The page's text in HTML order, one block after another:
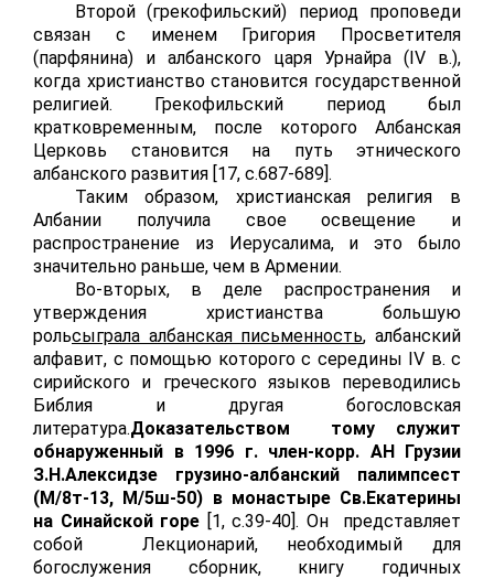
Второй (грекофильский) период проповеди
связан с именем Григория Просветителя
(парфянина) и албанского царя Урнайра (IV в.),
когда христианство становится государственной
религией. Грекофильский период был
кратковременным, после которого Албанская
Церковь становится на путь этнического
албанского развития [17, c.687-689].
Таким образом, христианская религия в
Албании получила свое освещение и
распространение из Иерусалима, и это было
значительно раньше, чем в Армении.
Во-вторых, в деле распространения и
утверждения христианства большую
рольсыграла албанская письменность, албанский
алфавит, с помощью которого с середины IV в. с
сирийского и греческого языков переводились
Библия и другая богословская
литература.Доказательством тому служит
обнаруженный в 1996 г. член-корр. АН Грузии
З.Н.Алексидзе грузино-албанский палимпсест
(М/8т-13, М/5ш-50) в монастыре Св.Екатерины
на Синайской горе [1,c.39-40]. Он представляет
собой Лекционарий, необходимый для
богослужения сборник, книгу годичных